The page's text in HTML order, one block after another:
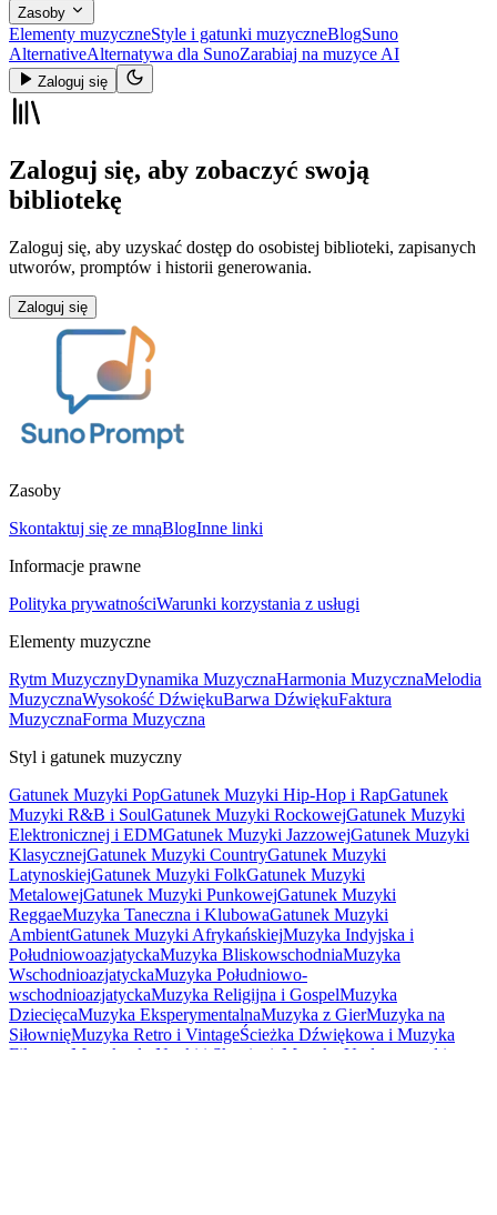
Zasoby
Elementy muzyczneStyle i gatunki muzyczneBlogSuno
AlternativeAlternatywa dla SunoZarabiaj na muzyce AI
Zaloguj się
Zaloguj się, aby zobaczyć swoją
bibliotekę
Zaloguj się, aby uzyskać dostęp do osobistej biblioteki, zapisanych
utworów, promptów i historii generowania.
Zaloguj się
Zasoby
Skontaktuj się ze mnąBlogInne linki
Informacje prawne
Polityka prywatnościWarunki korzystania z usługi
Elementy muzyczne
Rytm MuzycznyDynamika MuzycznaHarmonia MuzycznaMelodia
MuzycznaWysokość DźwiękuBarwa DźwiękuFaktura
MuzycznaForma Muzyczna
Styl i gatunek muzyczny
Gatunek Muzyki PopGatunek Muzyki Hip-Hop i RapGatunek
Muzyki R&B i SoulGatunek Muzyki RockowejGatunek Muzyki
Elektronicznej i EDMGatunek Muzyki JazzowejGatunek Muzyki
KlasycznejGatunek Muzyki CountryGatunek Muzyki
LatynoskiejGatunek Muzyki FolkGatunek Muzyki
MetalowejGatunek Muzyki PunkowejGatunek Muzyki
ReggaeMuzyka Taneczna i KlubowaGatunek Muzyki
AmbientGatunek Muzyki AfrykańskiejMuzyka Indyjska i
PołudniowoazjatyckaMuzyka BliskowschodniaMuzyka
WschodnioazjatyckaMuzyka Południowo-
wschodnioazjatyckaMuzyka Religijna i GospelMuzyka
DziecięcaMuzyka EksperymentalnaMuzyka z GierMuzyka na
SiłownięMuzyka Retro i VintageŚcieżka Dźwiękowa i Muzyka
Filmowa Muzyka do Nauki i Skupienia Muzyka Underground i